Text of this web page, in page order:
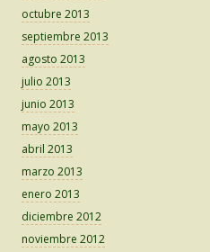
octubre 2013
septiembre 2013
agosto 2013
julio 2013
junio 2013
mayo 2013
abril 2013
marzo 2013
enero 2013
diciembre 2012
noviembre 2012